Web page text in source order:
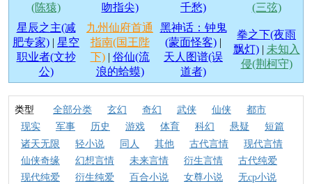
(陈猿)
吻指尖)
千愁)
(三弦)
星辰之主(减
肥专家) | 星空
职业者(文抄
公)
九州仙府首通
指南(国王陛
下)| 俗仙(流
浪的蛤蟆)
黑神话：钟鬼
(蒙面怪客) |
天人图谱(误
道者)
拳之下(夜雨
飘灯)| 未知入
侵(荆柯守)
类型 全部分类 玄幻 奇幻 武侠 仙侠
都市
现实
军事 历史 游戏 体育 科幻 悬疑
短篇
诸天无限
轻小说 同人 其他 古代言情
现代言情
仙侠奇缘
幻想言情 未来言情 衍生言情
古代纯爱
现代纯爱
衍生纯爱 百合小说 女尊小说
无cp小说